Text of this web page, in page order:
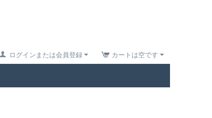
カートは空です
ログインまたは会員登録